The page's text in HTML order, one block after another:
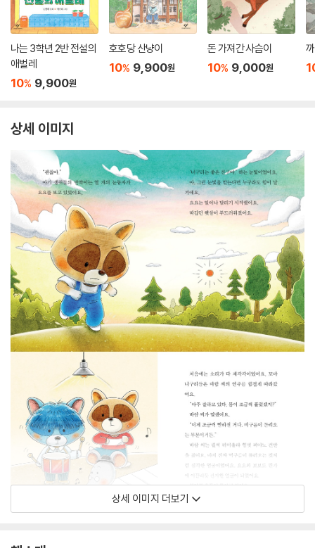
나는 3학년 2반 전설의
애벌레
10% 9,900원
호호당 산냥이
10% 9,900원
돈 가져간 사슴이
10% 9,000원
상세 이미지
상세 이미지 더보기